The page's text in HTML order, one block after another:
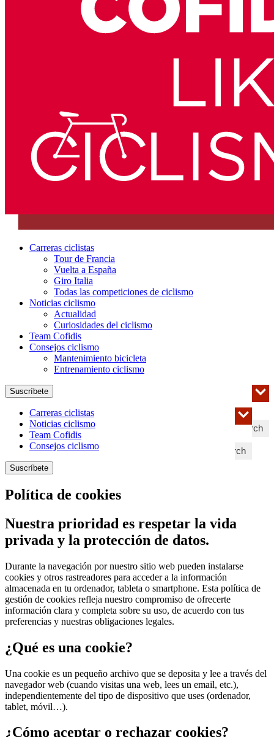
Carreras ciclistas
Tour de Francia
Vuelta a España
Giro Italia
Todas las competiciones de ciclismo
Noticias ciclismo
Actualidad
Curiosidades del ciclismo
Team Cofidis
Consejos ciclismo
Mantenimiento bicicleta
Entrenamiento ciclismo
Search
Suscríbete
Search
Carreras ciclistas
Noticias ciclismo
Team Cofidis
Consejos ciclismo
Suscríbete
Política de cookies
Nuestra prioridad es respetar la vida
privada y la protección de datos.
Durante la navegación por nuestro sitio web pueden instalarse
cookies y otros rastreadores para acceder a la información
almacenada en tu ordenador, tableta o smartphone. Esta política de
gestión de cookies refleja nuestro compromiso de ofrecerte
información clara y completa sobre su uso, de acuerdo con tus
preferencias y nuestras obligaciones legales.
¿Qué es una cookie?
Una cookie es un pequeño archivo que se deposita y lee a través del
navegador web (cuando visitas una web, lees un email, etc.),
independientemente del tipo de dispositivo que uses (ordenador,
tablet, móvil…).
¿Cómo aceptar o rechazar cookies?